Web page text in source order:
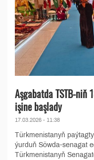
Aşgabatda TSTB-niň
işine başlady
17.03.2026 - 11:38
Türkmenistanyň
ýurduň Söwda-senagat
Türkmenistanyň